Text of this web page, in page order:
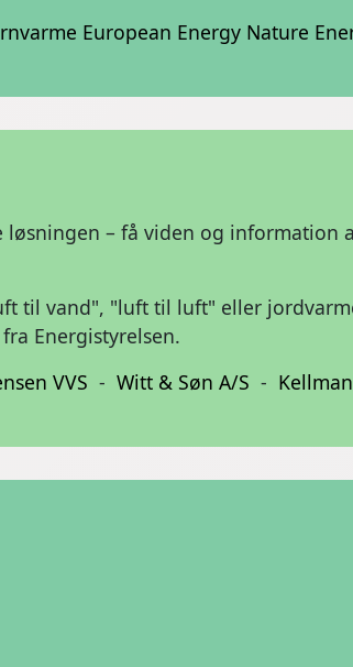
European Energy Nature
– få viden og information
til vand", "luft til luft" eller
Energistyrelsen.
VVS - Witt & Søn A/S -